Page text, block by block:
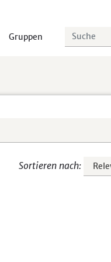
Gruppen
Sortieren nach